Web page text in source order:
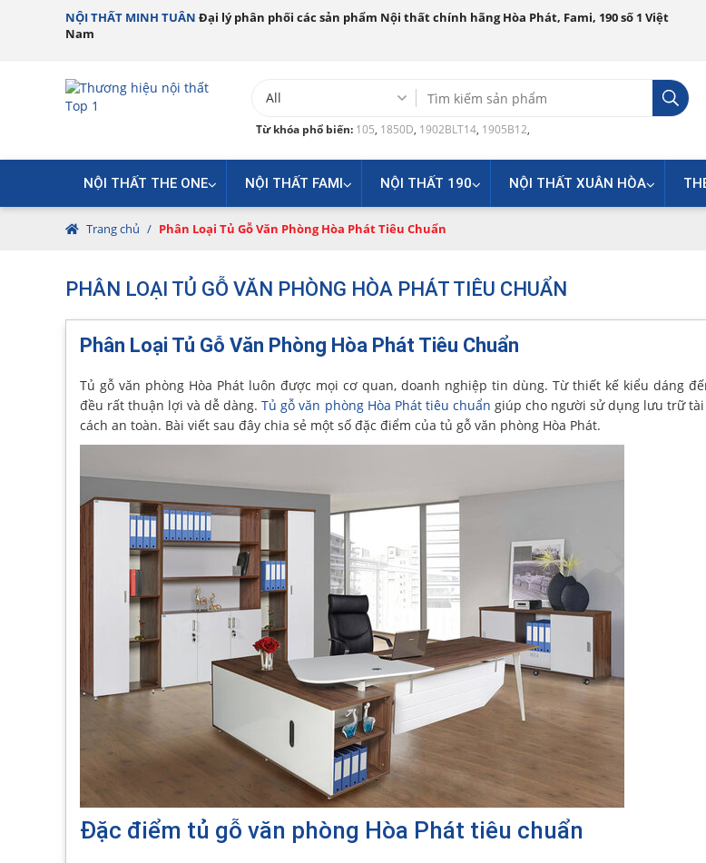
NỘI THẤT MINH TUÂN Đại lý phân phối các sản phẩm Nội thất chính hãng Hòa Phát, Fami, 190 số 1 Việt
Nam
for:
Từ khóa phổ biến: 105, 1850D, 1902BLT14, 1905B12,
NỘI THẤT THE ONE NỘI THẤT FAMI NỘI THẤT 190 NỘI THẤT XUÂN HÒA
Trang chủ / Phân Loại Tủ Gỗ Văn Phòng Hòa Phát Tiêu Chuẩn
PHÂN LOẠI TỦ GỖ VĂN PHÒNG HÒA PHÁT TIÊU CHUẨN
Phân Loại Tủ Gỗ Văn Phòng Hòa Phát Tiêu Chuẩn
Tủ gỗ văn phòng Hòa Phát luôn được mọi cơ quan, doanh nghiệp tin dùng. Từ thiết kế kiểu dáng
đều rất thuận lợi và dễ dàng.Tủ gỗ văn phòng Hòa Phát tiêu chuẩn giúp cho người sử dụng lưu trữ
cách an toàn. Bài viết sau đây chia sẻ một số đặc điểm của tủ gỗ văn phòng Hòa Phát.
Đặc điểm tủ gỗ văn phòng Hòa Phát tiêu chuẩn